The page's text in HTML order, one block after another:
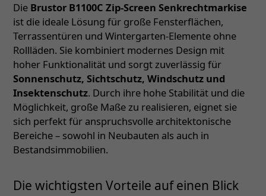
Die Brustor B1100C Zip-Screen Senkrechtmarkise
ist die ideale Lösung für große Fensterflächen,
Terrassentüren und Wintergarten-Elemente ohne
Rollläden. Sie kombiniert modernes Design mit
hoher Funktionalität und sorgt zuverlässig für
Sonnenschutz, Sichtschutz, Windschutz und
Insektenschutz. Durch ihre hohe Stabilität und die
Möglichkeit, große Maße zu realisieren, eignet sie
sich perfekt für anspruchsvolle architektonische
Bereiche – sowohl in Neubauten als auch in
Bestandsimmobilien.
Die wichtigsten Vorteile auf einen Blick